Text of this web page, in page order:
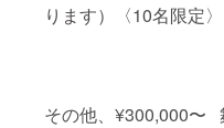
ります）〈10名限定〉
その他、¥300,000〜